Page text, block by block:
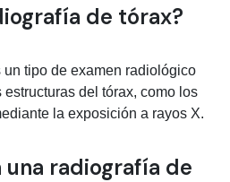
sobrede tórax?
un tipo de examen radiológico
del tórax, como los
la exposición a rayos X.
una radiografía de